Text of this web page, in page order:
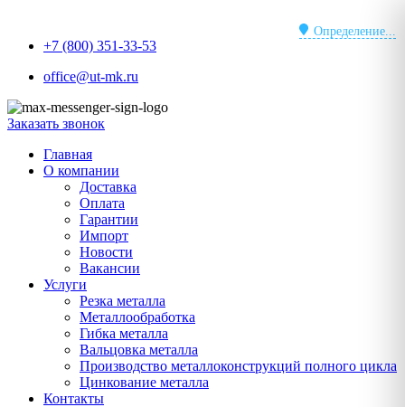
содержимому
Определение...
+7 (800) 351-33-53
office@ut-mk.ru
Заказать звонок
Главная
О компании
Доставка
Оплата
Гарантии
Импорт
Новости
Вакансии
Услуги
Резка металла
Металлообработка
Гибка металла
Вальцовка металла
Производство металлоконструкций полного цикла
Цинкование металла
Контакты